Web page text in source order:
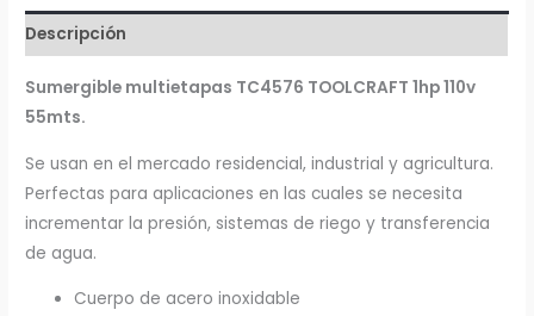
Tipo
Bala
Toolcraft
cantidad
Descripción
Sumergible multietapas TC4576 TOOLCRAFT 1hp 110v
55mts.
Se usan en el mercado residencial, industrial y agricultura.
Perfectas para aplicaciones en las cuales se necesita
incrementar la presión, sistemas de riego y transferencia
de agua.
Cuerpo de acero inoxidable